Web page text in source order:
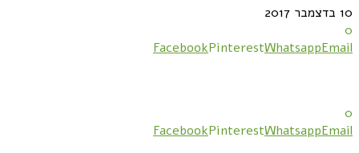
10 בדצמבר 2017
0
FacebookPinterestWhatsappEmail
0
FacebookPinterestWhatsappEmail